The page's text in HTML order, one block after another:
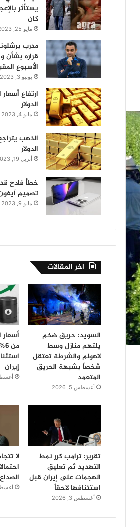
يستأثر
كان
مايو 25, 2023
مدرب
قراره بشأن
الأسبوع
يونيو 3, 2023
ارتفاع
الدولار
مايو 4, 2023
الذهب
الدولار
أبريل 19, 2023
خطأ فادح
تصميم آيفون
مايو 9, 2023
اخر المقالات
السويد: حريق ضخم
يلتهم منازل وسط
لاهولم والشرطة تعتقل
شخصاً بشبهة الحريق
المتعمد
أغسطس 5, 2026
إيران
أغسطس
تقرير: ترامب كرر نمط
التهديد ثم تعليق
الهجمات على إيران قبل
استئنافها لاحقاً
أغسطس 3, 2026
لا
أغسطس